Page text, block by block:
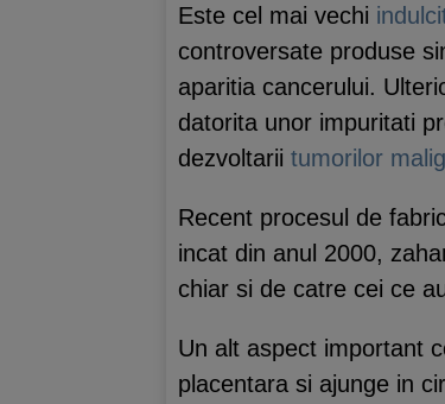
Este cel mai vechi
controversate produse
aparitia cancerului.
datorita unor impuritati
dezvoltarii tumorilor
Recent procesul de
incat din anul 2000,
chiar si de catre cei ce
Un alt aspect important
placentara si ajunge in